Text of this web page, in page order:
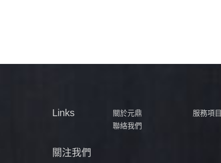
Links 關於元鼎 服務項目
聯絡我們
關注我們